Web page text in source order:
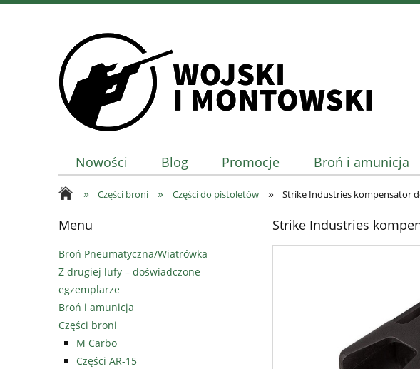
Nowości Blog Promocje Broń i amunicja
» Części broni » Części do pistoletów » Strike Industries kompensator
Menu
Broń Pneumatyczna/Wiatrówka
Z drugiej lufy – doświadczone
egzemplarze
Broń i amunicja
Części broni
M Carbo
Części AR-15
Strike Industries